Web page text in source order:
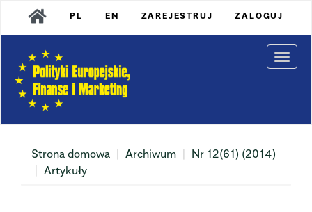
Main
Navigation
Content
Sidebar
PL EN ZAREJESTRUJ ZALOGUJ
Strona domowa Archiwum
Nr 12(61) (2014)
Artykuły